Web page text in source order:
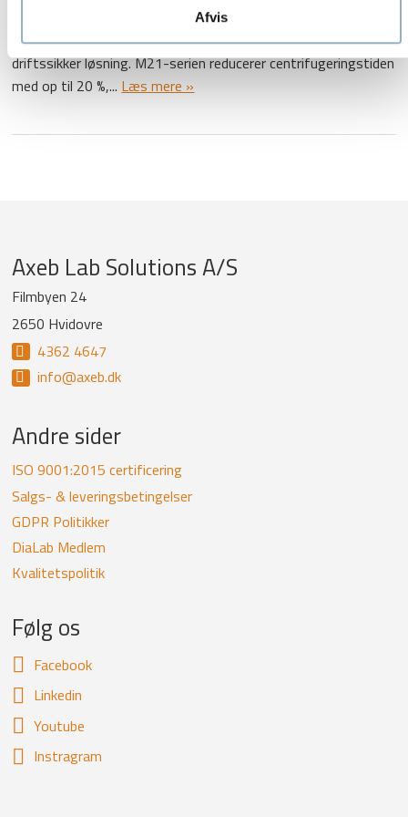
Afvis
og reproducerbarhed er afgørende. Uanset om du arbejder med
rutineanalyser eller avanceret forskning, får du en fleksibel og
driftssikker løsning. M21-serien reducerer centrifugeringstiden
med op til 20 %,... Læs mere »
Company
information
and
newsletter
Axeb Lab Solutions A/S
Filmbyen 24
2650 Hvidovre
4362 4647
info@axeb.dk
Andre sider
ISO 9001:2015 certificering
Salgs- & leveringsbetingelser
GDPR Politikker
DiaLab Medlem
Kvalitetspolitik
Følg os
Facebook
Linkedin
Youtube
Instragram